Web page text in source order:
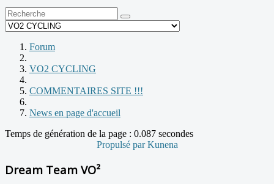
Forum
VO2 CYCLING
COMMENTAIRES SITE !!!
News en page d'accueil
Temps de génération de la page : 0.087 secondes
Propulsé parKunena
Dream Team VO²